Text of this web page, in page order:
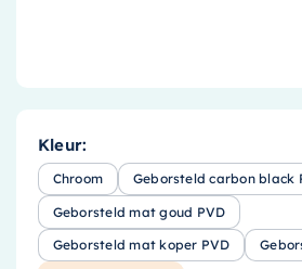
Kleur:
Chroom Geborsteld carbon black
Geborsteld mat goud PVD
Geborsteld mat koper PVD